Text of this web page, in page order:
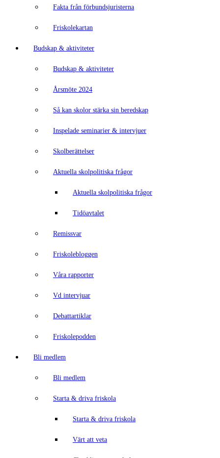
Fakta från förbundsjuristerna
Friskolekartan
Budskap & aktiviteter
Budskap & aktiviteter
Årsmöte 2024
Så kan skolor stärka sin beredskap
Inspelade seminarier & intervjuer
Skolberättelser
Aktuella skolpolitiska frågor
Aktuella skolpolitiska frågor
Tidöavtalet
Remissvar
Friskolebloggen
Våra rapporter
Vd intervjuar
Debattartiklar
Friskolepodden
Bli medlem
Bli medlem
Starta & driva friskola
Starta & driva friskola
Värt att veta